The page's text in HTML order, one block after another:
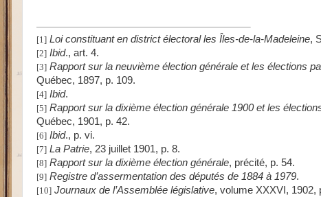
[1] Loi constituant en district électoral les Îles-de-la-Madeleine,
[2] Ibid., art. 4.
[3] Rapport sur la neuvième élection générale et les élections
Québec, 1897, p. 109.
[4] Ibid.
[5] Rapport sur la dixième élection générale 1900 et les
Québec, 1901, p. 42.
[6] Ibid., p. vi.
[7] La Patrie, 23 juillet 1901, p. 8.
[8] Rapport sur la dixième élection générale, précité, p. 54.
[9] Registre d’assermentation des députés de 1884 à 1979.
[10] Journaux de l’Assemblée législative, volume XXXVI, 1902,